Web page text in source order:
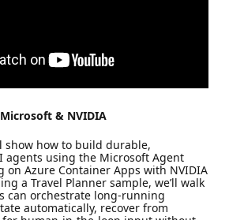
& NVIDIA
show how to build durable,
agents using the Microsoft Agent
on Azure Container Apps with NVIDIA
a Travel Planner sample, we’ll walk
can orchestrate long‑running
automatically, recover from